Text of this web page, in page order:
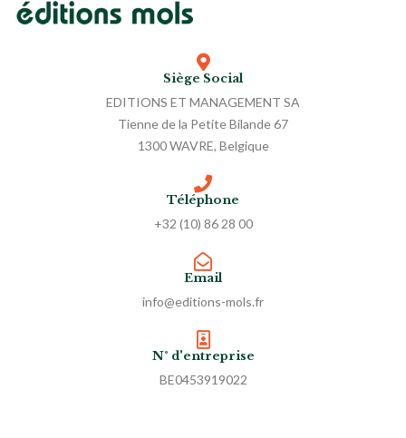
Siège Social
EDITIONS ET MANAGEMENT SA
Tienne de la Petite Bilande 67
1300 WAVRE, Belgique
Téléphone
+32 (10) 86 28 00
Email
info@editions-mols.fr
N° d'entreprise
BE0453919022